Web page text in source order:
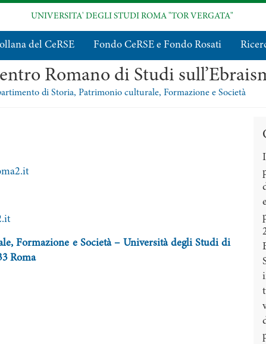
UNIVERSITA' DEGLI STUDI ROMA "TOR VERGATA"
del CeRSE Fondo CeRSE e Fondo Rosati
Romano di Studi
di Storia, Patrimonio culturale, Formazione e Società
Formazione e Società – Università degli Studi di
Roma